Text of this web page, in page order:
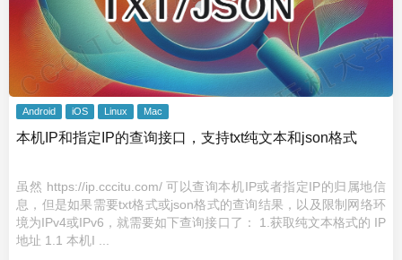
Android iOS Linux Mac
本机IP和指定IP的查询接口，支持txt纯文本和json格式
虽然 https://ip.cccitu.com/ 可以查询本机IP或者指定IP的归属地信
息，但是如果需要txt格式或json格式的查询结果，以及限制网络环
境为IPv4或IPv6，就需要如下查询接口了： 1.获取纯文本格式的 IP
地址 1.1 本机I ...